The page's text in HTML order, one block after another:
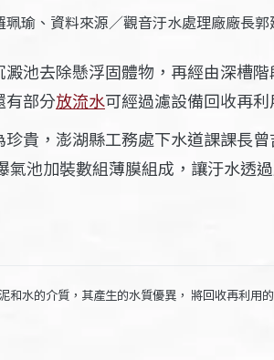
瑜、資料來源／觀音汙水處理廠廠長郭
池去除懸浮固體物，再經由深槽
有部分放流水可經過濾設備回收再利
貴，澎湖縣工務處下水道課課長
池加裝數組薄膜組成，讓汙水透
和水的介質，其產生的水質優異， 將回收再利用